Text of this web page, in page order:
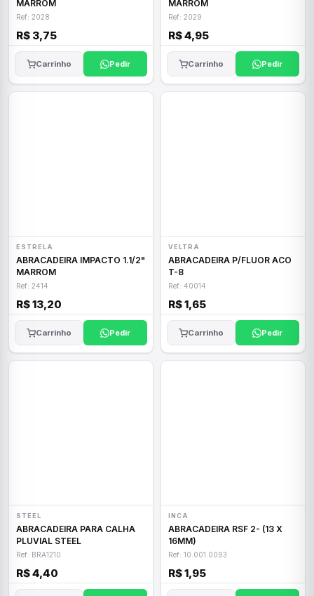
MARROM
Ref: 2028
R$ 3,75
Carrinho Pedir
MARROM
Ref: 2029
R$ 4,95
Carrinho Pedir
ESTRELA
ABRACADEIRA IMPACTO 1.1/2"
MARROM
Ref: 2414
R$ 13,20
Carrinho Pedir
VELTRA
ABRACADEIRA P/FLUOR ACO
T-8
Ref: 40014
R$ 1,65
Carrinho Pedir
STEEL
ABRACADEIRA PARA CALHA
PLUVIAL STEEL
Ref: BRA1210
R$ 4,40
INCA
ABRACADEIRA RSF 2- (13 X
16MM)
Ref: 10.001.0093
R$ 1,95